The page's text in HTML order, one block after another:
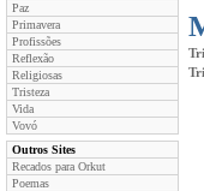
Paz
Primavera
Profissões
Reflexão
Religiosas
Tristeza
Vida
Vovó
Outros Sites
Recados para Orkut
Poemas